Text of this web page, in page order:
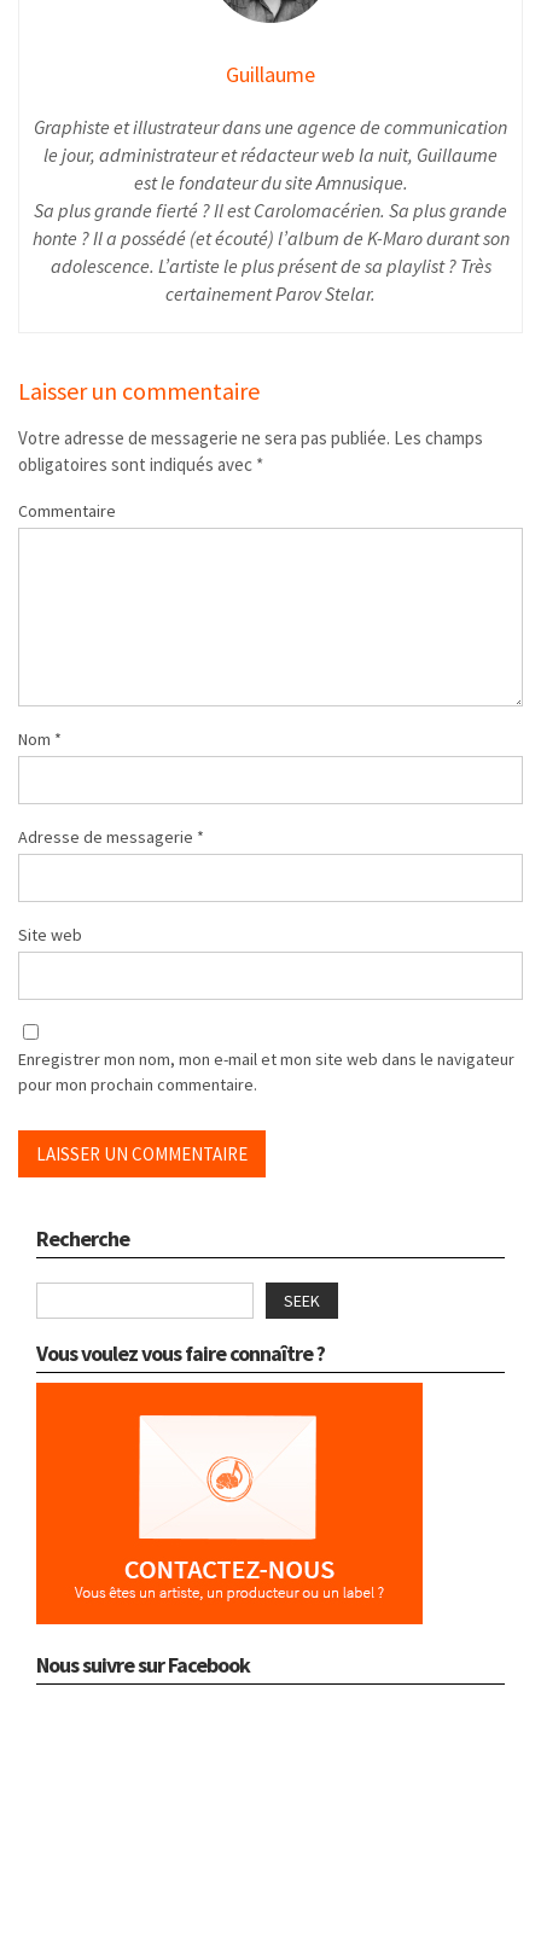
Guillaume
Graphiste et illustrateur dans une agence de communication
le jour, administrateur et rédacteur web la nuit, Guillaume
est le fondateur du site Amnusique.
Sa plus grande fierté ? Il est Carolomacérien. Sa plus grande
honte ? Il a possédé (et écouté) l’album de K-Maro durant son
adolescence. L’artiste le plus présent de sa playlist ? Très
certainement Parov Stelar.
Laisser un commentaire
Votre adresse de messagerie ne sera pas publiée. Les champs
obligatoires sont indiqués avec *
Commentaire
Nom *
Adresse de messagerie *
Site web
Enregistrer mon nom, mon e-mail et mon site web dans le navigateur
pour mon prochain commentaire.
Recherche
SEEK
Vous voulez vous faire connaître ?
Nous suivre sur Facebook